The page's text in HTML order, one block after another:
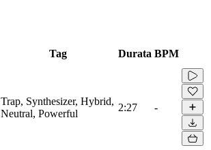
Tag Durata BPM
Trap, Synthesizer, Hybrid,
Neutral, Powerful
2:27 -